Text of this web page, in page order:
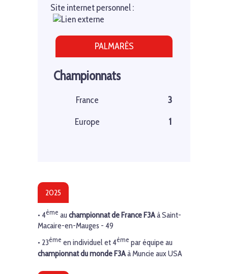
Site internet personnel :
PALMARÈS
Championnats
France
3
Europe
1
2025
• 4ème au championnat de FranceF3Aà Saint-
Macaire-en-Mauges - 49
• 23ème en individuel et4ème par équipe au
championnat du mondeF3Aà Muncie aux USA